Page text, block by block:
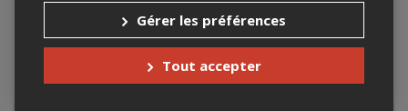
VIP - PASSEPORT 3
Du 20 au 22 août 2026
Centre-ville de Thetford
Mines, Thetford Mines, QC
Billet JOURNALIER
21 août 2026, 18h00
Centre-ville de Thetford
Mines, Thetford Mines, QC
Gérer les préférences
Tout accepter